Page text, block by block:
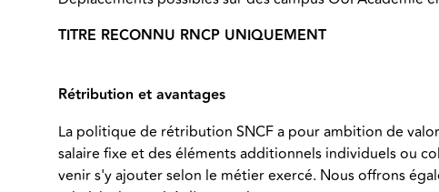
TITRE RECONNU RNCP UNIQUEMENT
Rétribution et avantages
La politique de rétribution SNCF a pour ambition de
salaire fixe et des éléments additionnels individuels ou
venir s'y ajouter selon le métier exercé. Nous offrons